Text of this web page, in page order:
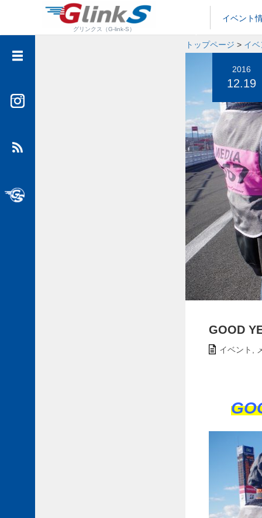
グリンクス（G-link-S）
イベント
イベント情報
フットサル情報
SUVといえばグッドスピード
トップページ > イ
2016
12.19
GOOD
イベント